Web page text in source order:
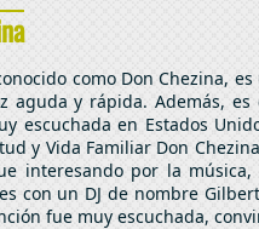
como Don Chezina,
aguda y rápida. Además,
escuchada en Estados
y Vida Familiar Don
interesando por la
con un DJ de nombre
fue muy escuchada,